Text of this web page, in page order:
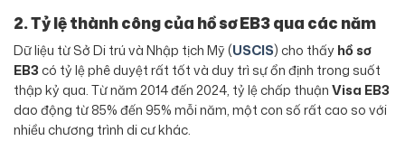
2. Tỷ lệ thành công của hồ sơ EB3 qua các năm
Dữ liệu từ Sở Di trú và Nhập tịch Mỹ (USCIS) cho thấyhồ sơ
EB3 có tỷ lệ phê duyệt rất tốt và duy trì sự ổn định trong suốt
thập kỷ qua. Từ năm 2014 đến 2024, tỷ lệ chấp thuậnVisa EB3
dao động từ 85% đến 95% mỗi năm, một con số rất cao so với
nhiều chương trình di cư khác.